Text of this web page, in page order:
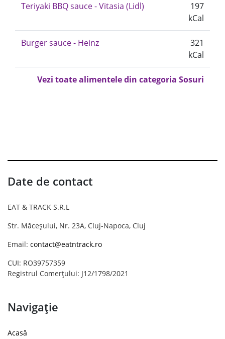
Teriyaki BBQ sauce - Vitasia (Lidl)
197
kCal
Burger sauce - Heinz
321
kCal
Vezi toate alimentele din categoria Sosuri
Date de contact
EAT & TRACK S.R.L
Str. Măceșului, Nr. 23A, Cluj-Napoca, Cluj
Email: contact@eatntrack.ro
CUI: RO39757359
Registrul Comerțului: J12/1798/2021
Navigație
Acasă